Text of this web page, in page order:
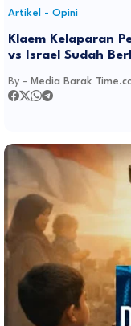
Artikel - Opini
Klaem Kelaparan
vs Israel Sudah
By - Media Barak